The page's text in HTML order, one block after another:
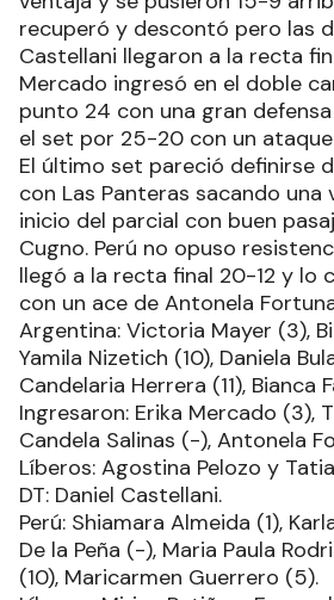
recuperó y descontó pero las
Castellani llegaron a la recta
Mercado ingresó en el doble
punto 24 con una gran
el set por 25-20 con un ataque
El último set pareció definirse
con Las Panteras sacando
inicio del parcial con buen
Cugno. Perú no opuso
llegó a la recta final 20-12 y lo
con un ace de Antonela
Argentina: Victoria Mayer (3),
Yamila Nizetich (10), Daniela
Candelaria Herrera (11), Bianca
Ingresaron: Erika Mercado (3),
Candela Salinas (-), Antonela
Líberos: Agostina Pelozo y
DT: Daniel Castellani.
Perú: Shiamara Almeida (1),
De la Peña (-), Maria Paula
(10), Maricarmen Guerrero (5).